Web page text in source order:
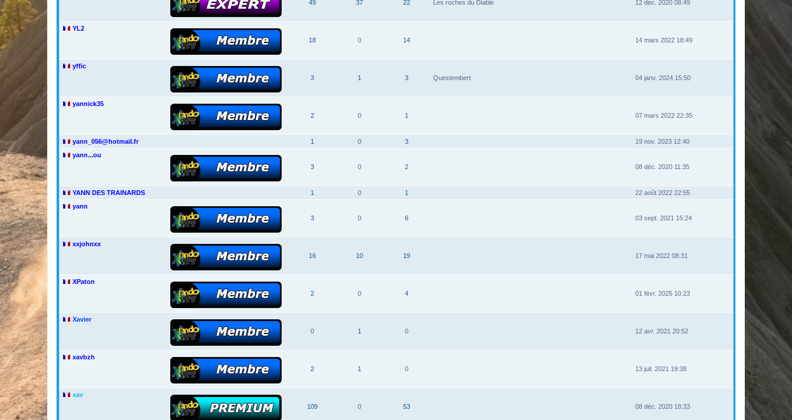
49
37 22 Les roches du Diable 12 déc. 2020 08:49
YL2
18
0 14 14 mars 2022 18:49
yffic
3
1 3 Questembert 04 janv. 2024 15:50
yannick35
2
0 1 07 mars 2022 22:35
yann_056@hotmail.fr 1 0 3
19 nov. 2023 12:40
yann...ou
3
0 2 08 déc. 2020 11:35
YANN DES TRAINARDS 1 0 1
22 août 2022 22:55
yann
3
0 6 03 sept. 2021 15:24
xxjohnxx
16
10 19 17 mai 2022 08:31
XPaton
2
0 4 01 févr. 2025 10:23
Xavier
0
1 0 12 avr. 2021 20:52
xavbzh
2
1 0 13 juil. 2021 19:38
xav
109
0 53 08 déc. 2020 18:33